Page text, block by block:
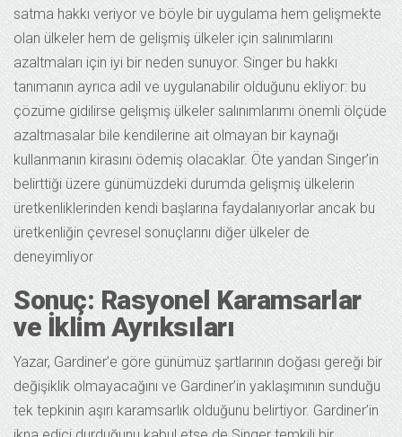
satma hakkı veriyor ve böyle bir uygulama hem gelişmekte
olan ülkeler hem de gelişmiş ülkeler için salınımlarını
azaltmaları için iyi bir neden sunuyor. Singer bu hakkı
tanımanın ayrıca adil ve uygulanabilir olduğunu ekliyor: bu
çözüme gidilirse gelişmiş ülkeler salınımlarımı önemli ölçüde
azaltmasalar bile kendilerine ait olmayan bir kaynağı
kullanmanın kirasını ödemiş olacaklar. Öte yandan Singer’in
belirttiği üzere günümüzdeki durumda gelişmiş ülkelerin
üretkenliklerinden kendi başlarına faydalanıyorlar ancak bu
üretkenliğin çevresel sonuçlarını diğer ülkeler de
deneyimliyor
Sonuç: Rasyonel Karamsarlar
ve İklim Ayrıksıları
Yazar, Gardiner’e göre günümüz şartlarının doğası gereği bir
değişiklik olmayacağını ve Gardiner’in yaklaşımının sunduğu
tek tepkinin aşırı karamsarlık olduğunu belirtiyor. Gardiner’in